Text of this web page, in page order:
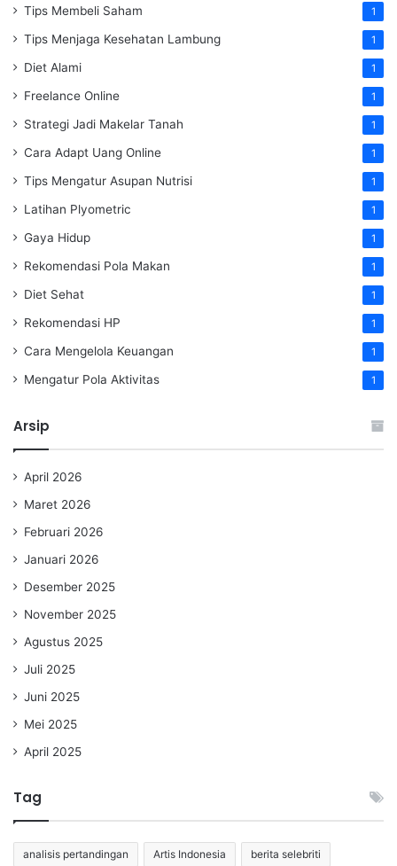
Tips Membeli Saham 1
Tips Menjaga Kesehatan Lambung 1
Diet Alami 1
Freelance Online 1
Strategi Jadi Makelar Tanah 1
Cara Adapt Uang Online 1
Tips Mengatur Asupan Nutrisi 1
Latihan Plyometric 1
Gaya Hidup 1
Rekomendasi Pola Makan 1
Diet Sehat 1
Rekomendasi HP 1
Cara Mengelola Keuangan 1
Mengatur Pola Aktivitas 1
Arsip
April 2026
Maret 2026
Februari 2026
Januari 2026
Desember 2025
November 2025
Agustus 2025
Juli 2025
Juni 2025
Mei 2025
April 2025
Tag
analisis pertandingan Artis Indonesia berita selebriti